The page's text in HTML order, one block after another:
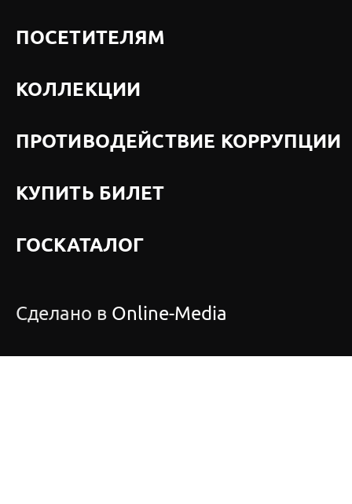
ПОСЕТИТЕЛЯМ
КОЛЛЕКЦИИ
ПРОТИВОДЕЙСТВИЕ КОРРУПЦИИ
КУПИТЬ БИЛЕТ
ГОСКАТАЛОГ
Сделано в Online-Media